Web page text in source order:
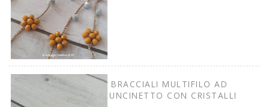
BRACCIALI MULTIFILO AD
UNCINETTO CON CRISTALLI